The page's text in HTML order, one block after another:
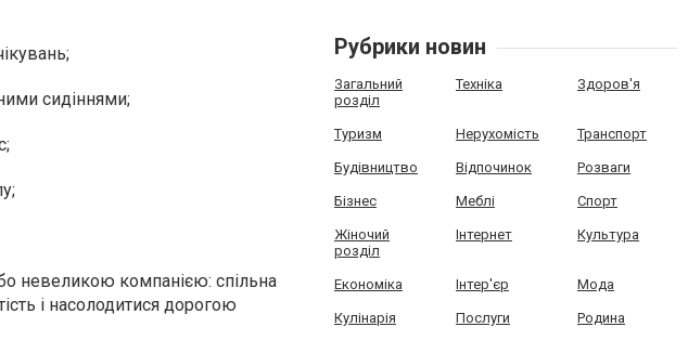
сидіннями;
невеликою компанією: спільна
і насолодитися дорогою
Рубрики новин
Загальний
розділ
Техніка Здоров'я
Туризм Нерухомість Транспорт
Будівництво Відпочинок Розваги
Бізнес Меблі Спорт
Жіночий
розділ
Інтернет Культура
Економіка Інтер'єр Мода
Кулінарія Послуги Родина